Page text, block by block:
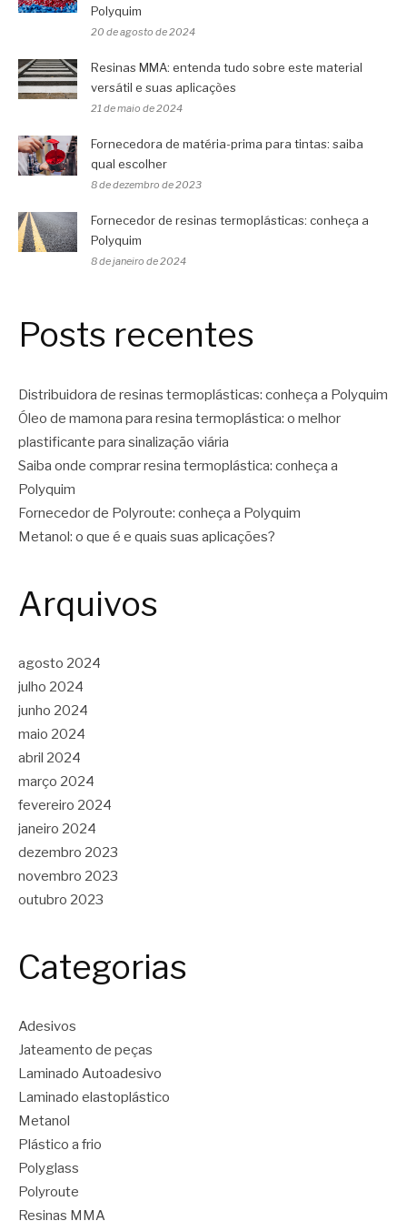
Polyquim
20 de agosto de 2024
Resinas MMA: entenda tudo sobre este material
versátil e suas aplicações
21 de maio de 2024
Fornecedora de matéria-prima para tintas: saiba
qual escolher
8 de dezembro de 2023
Fornecedor de resinas termoplásticas: conheça a
Polyquim
8 de janeiro de 2024
Posts recentes
Distribuidora de resinas termoplásticas: conheça a Polyquim
Óleo de mamona para resina termoplástica: o melhor
plastificante para sinalização viária
Saiba onde comprar resina termoplástica: conheça a
Polyquim
Fornecedor de Polyroute: conheça a Polyquim
Metanol: o que é e quais suas aplicações?
Arquivos
agosto 2024
julho 2024
junho 2024
maio 2024
abril 2024
março 2024
fevereiro 2024
janeiro 2024
dezembro 2023
novembro 2023
outubro 2023
Categorias
Adesivos
Jateamento de peças
Laminado Autoadesivo
Laminado elastoplástico
Metanol
Plástico a frio
Polyglass
Polyroute
Resinas MMA